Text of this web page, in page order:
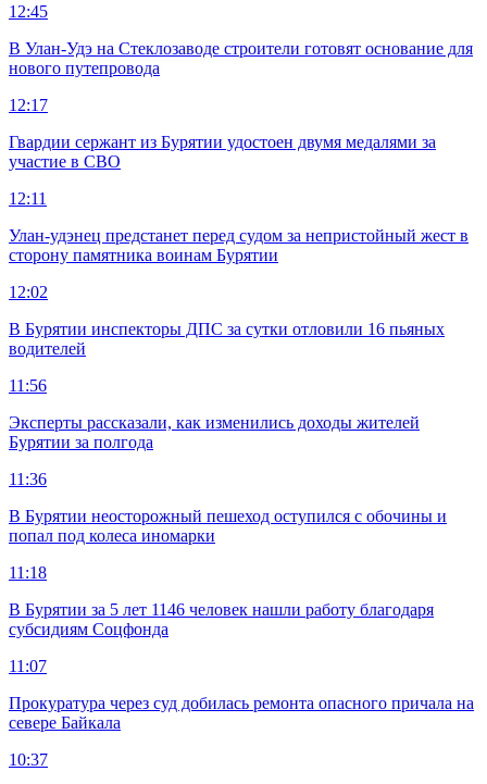
12:45
В Улан-Удэ на Стеклозаводе строители готовят основание для
нового путепровода
12:17
Гвардии сержант из Бурятии удостоен двумя медалями за
участие в СВО
12:11
Улан-удэнец предстанет перед судом за непристойный жест в
сторону памятника воинам Бурятии
12:02
В Бурятии инспекторы ДПС за сутки отловили 16 пьяных
водителей
11:56
Эксперты рассказали, как изменились доходы жителей
Бурятии за полгода
11:36
В Бурятии неосторожный пешеход оступился с обочины и
попал под колеса иномарки
11:18
В Бурятии за 5 лет 1146 человек нашли работу благодаря
субсидиям Соцфонда
11:07
Прокуратура через суд добилась ремонта опасного причала на
севере Байкала
10:37